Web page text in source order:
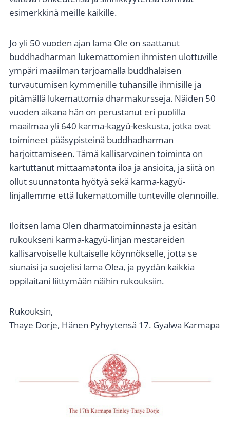
esimerkkinä meille kaikille.
Jo yli 50 vuoden ajan lama Ole on saattanut
buddhadharman lukemattomien ihmisten ulottuville
ympäri maailman tarjoamalla buddhalaisen
turvautumisen kymmenille tuhansille ihmisille ja
pitämällä lukemattomia dharmakursseja. Näiden 50
vuoden aikana hän on perustanut eri puolilla
maailmaa yli 640 karma-kagyü-keskusta, jotka ovat
toimineet pääsypisteinä buddhadharman
harjoittamiseen. Tämä kallisarvoinen toiminta on
kartuttanut mittaamatonta iloa ja ansioita, ja siitä on
ollut suunnatonta hyötyä sekä karma-kagyü-
linjallemme että lukemattomille tunteville olennoille.
Iloitsen lama Olen dharmatoiminnasta ja esitän
rukoukseni karma-kagyü-linjan mestareiden
kallisarvoiselle kultaiselle köynnökselle, jotta se
siunaisi ja suojelisi lama Olea, ja pyydän kaikkia
oppilaitani liittymään näihin rukouksiin.
Rukouksin,
Thaye Dorje, Hänen Pyhyytensä 17. Gyalwa Karmapa